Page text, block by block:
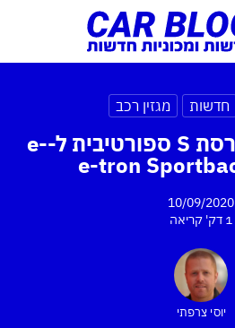
חדשות מגזין רכב
אאודי משיקה גרסת S ספורטיבית ל-e-
10/09/2020
1 דק'
קריאה
יוסי צרפתי